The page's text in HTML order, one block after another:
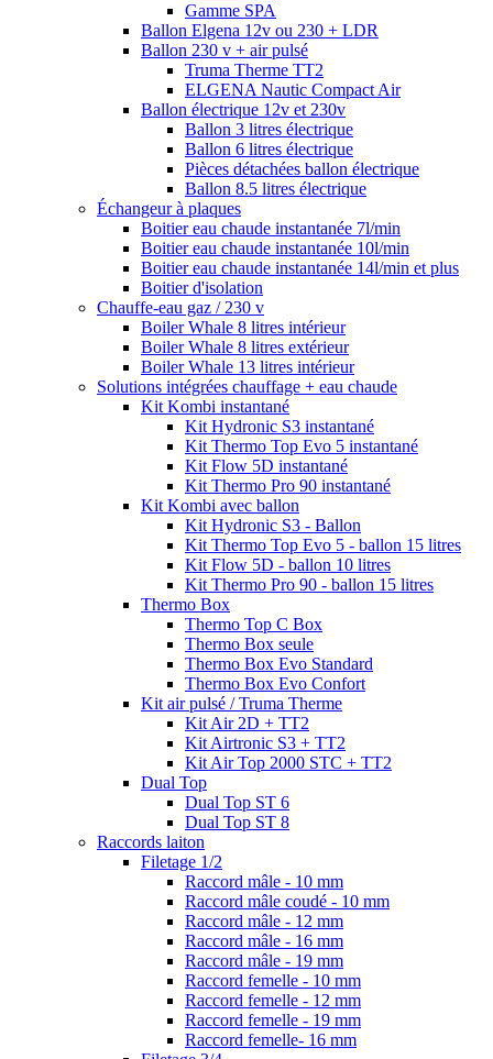
Gamme SPA
Ballon Elgena 12v ou 230 + LDR
Ballon 230 v + air pulsé
Truma Therme TT2
ELGENA Nautic Compact Air
Ballon électrique 12v et 230v
Ballon 3 litres électrique
Ballon 6 litres électrique
Pièces détachées ballon électrique
Ballon 8.5 litres électrique
Échangeur à plaques
Boitier eau chaude instantanée 7l/min
Boitier eau chaude instantanée 10l/min
Boitier eau chaude instantanée 14l/min et plus
Boitier d'isolation
Chauffe-eau gaz / 230 v
Boiler Whale 8 litres intérieur
Boiler Whale 8 litres extérieur
Boiler Whale 13 litres intérieur
Solutions intégrées chauffage + eau chaude
Kit Kombi instantané
Kit Hydronic S3 instantané
Kit Thermo Top Evo 5 instantané
Kit Flow 5D instantané
Kit Thermo Pro 90 instantané
Kit Kombi avec ballon
Kit Hydronic S3 - Ballon
Kit Thermo Top Evo 5 - ballon 15 litres
Kit Flow 5D - ballon 10 litres
Kit Thermo Pro 90 - ballon 15 litres
Thermo Box
Thermo Top C Box
Thermo Box seule
Thermo Box Evo Standard
Thermo Box Evo Confort
Kit air pulsé / Truma Therme
Kit Air 2D + TT2
Kit Airtronic S3 + TT2
Kit Air Top 2000 STC + TT2
Dual Top
Dual Top ST 6
Dual Top ST 8
Raccords laiton
Filetage 1/2
Raccord mâle - 10 mm
Raccord mâle coudé - 10 mm
Raccord mâle - 12 mm
Raccord mâle - 16 mm
Raccord mâle - 19 mm
Raccord femelle - 10 mm
Raccord femelle - 12 mm
Raccord femelle - 19 mm
Raccord femelle- 16 mm